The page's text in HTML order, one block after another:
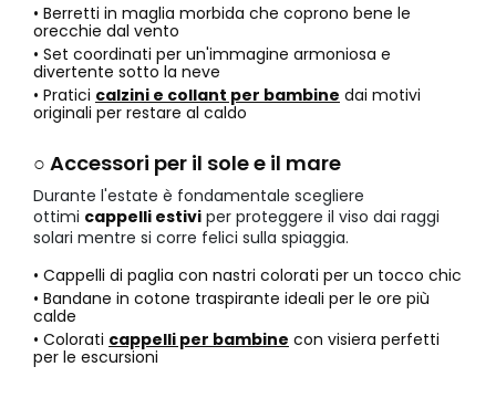
• Berretti in maglia morbida che coprono bene le
orecchie dal vento
• Set coordinati per un'immagine armoniosa e
divertente sotto la neve
• Pratici calzini e collant per bambine dai motivi
originali per restare al caldo
○ Accessori per il sole e il mare
Durante l'estate è fondamentale scegliere
ottimi cappelli estivi per proteggere il viso dai raggi
solari mentre si corre felici sulla spiaggia.
• Cappelli di paglia con nastri colorati per un tocco chic
• Bandane in cotone traspirante ideali per le ore più
calde
• Colorati cappelli per bambine con visiera perfetti
per le escursioni